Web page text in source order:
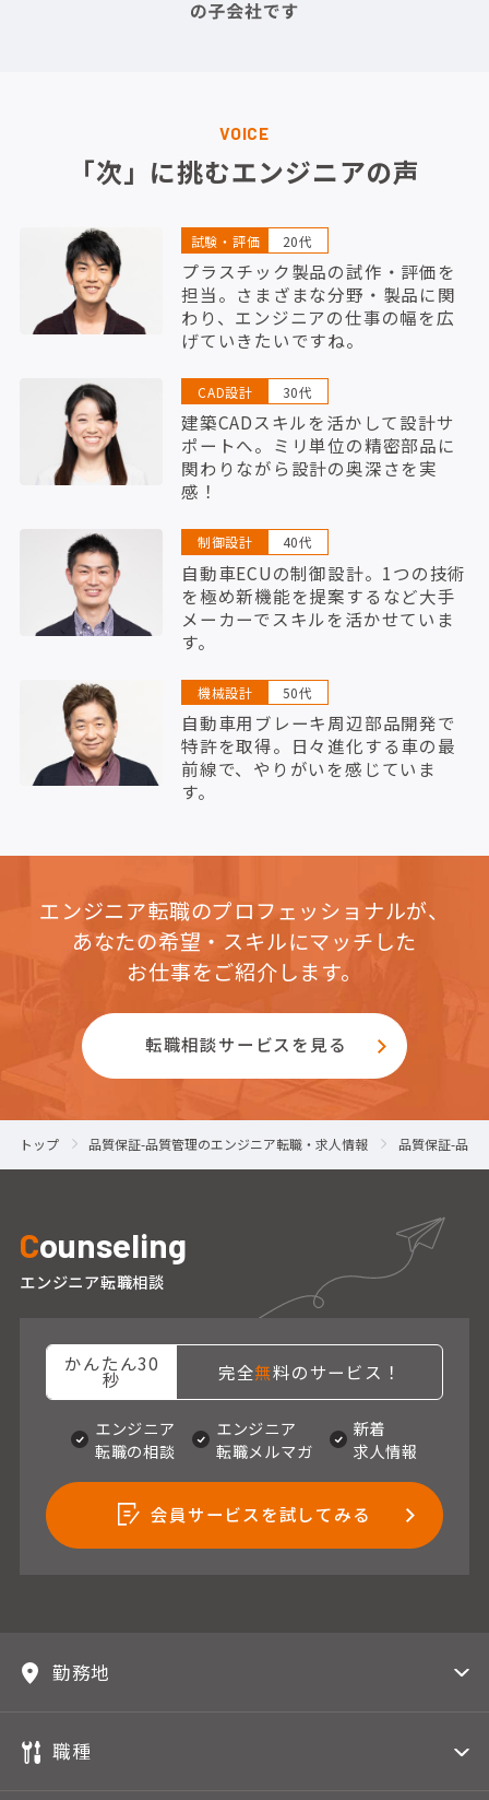
VOICE
「次」に挑むエンジニアの声
試験・評価 20代
プラスチック製品の試作・評価を
担当。さまざまな分野・製品に関
わり、エンジニアの仕事の幅を広
げていきたいですね。
CAD設計 30代
建築CADスキルを活かして設計サ
ポートへ。ミリ単位の精密部品に
関わりながら設計の奥深さを実
感！
制御設計 40代
自動車ECUの制御設計。1つの技術
を極め新機能を提案するなど大手
メーカーでスキルを活かせていま
す。
機械設計 50代
自動車用ブレーキ周辺部品開発で
特許を取得。日々進化する車の最
前線で、やりがいを感じていま
す。
エンジニア転職のプロフェッショナルが、
あなたの希望・スキルにマッチした
お仕事をご紹介します。
転職相談サービスを見る
トップ 品質保証-品質管理のエンジニア転職・求人情報 品質保証-品質
Counseling
エンジニア転職相談
かんたん30
秒 完全無料のサービス！
エンジニア
転職の相談
エンジニア
転職メルマガ
新着
求人情報
会員サービスを試してみる
勤務地
職種